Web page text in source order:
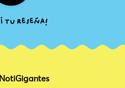
NotiGigantes